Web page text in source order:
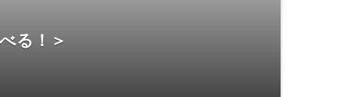
る！＞